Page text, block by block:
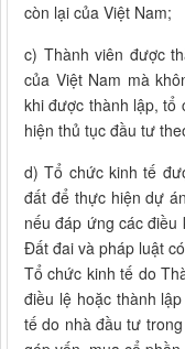
còn lại của Việt Nam;
c) Thành viên được
của Việt Nam mà
khi được thành lập,
hiện thủ tục đầu tư
d) Tổ chức kinh tế
đất để thực hiện dự
nếu đáp ứng các
Đất đai và pháp luật
Tổ chức kinh tế do
điều lệ hoặc thành
tế do nhà đầu tư